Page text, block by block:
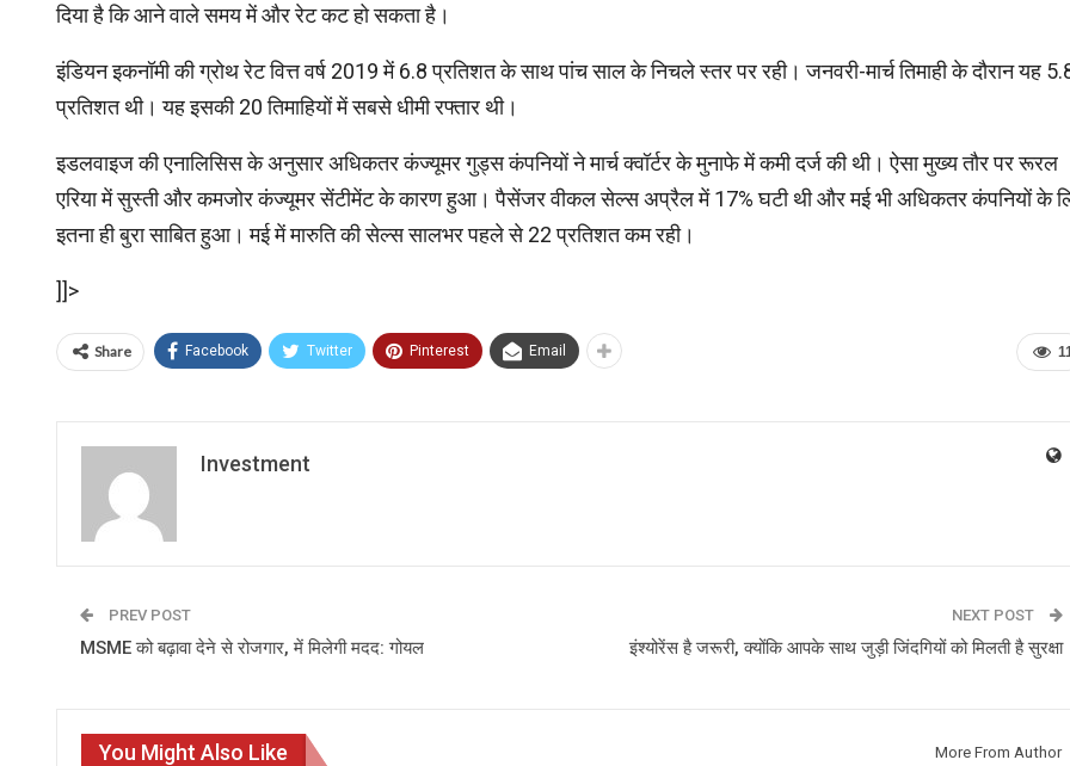
दिया है कि आने वाले समय में और रेट कट हो सकता है।
इंडियन इकनॉमी की ग्रोथ रेट वित्त वर्ष 2019 में 6.8 प्रतिशत के साथ पांच साल के निचले स्तर पर रही। जनवरी-मार्च तिमाही के दौरान यह
प्रतिशत थी। यह इसकी 20 तिमाहियों में सबसे धीमी रफ्तार थी।
इडलवाइज की एनालिसिस के अनुसार अधिकतर कंज्यूमर गुड्स कंपनियों ने मार्च क्वॉर्टर के मुनाफे में कमी दर्ज की थी। ऐसा मुख्य तौर पर रूरल
एरिया में सुस्ती और कमजोर कंज्यूमर सेंटीमेंट के कारण हुआ। पैसेंजर वीकल सेल्स अप्रैल में 17% घटी थी और मई भी अधिकतर कंपनियों के
इतना ही बुरा साबित हुआ। मई में मारुति की सेल्स सालभर पहले से 22 प्रतिशत कम रही।
]]>
Share Facebook Twitter Pinterest Email
Investment
PREV POST
MSME को बढ़ावा देने से रोजगार, में मिलेगी मदद: गोयल
NEXT POST
इंश्योरेंस है जरूरी, क्योंकि आपके साथ जुड़ी जिंदगियों को म‍िलती है सुरक्षा
You Might Also Like More From Author